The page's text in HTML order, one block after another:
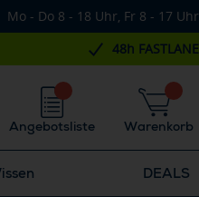
Mo - Do 8 - 18 Uhr, Fr 8 - 17 Uhr
48h FASTLANE
Warenkorb
Angebotsliste
DEALS